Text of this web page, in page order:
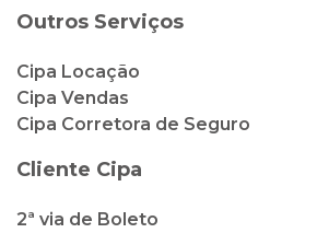
Outros Serviços
Cipa Locação
Cipa Vendas
Cipa Corretora de Seguro
Cliente Cipa
2ª via de Boleto